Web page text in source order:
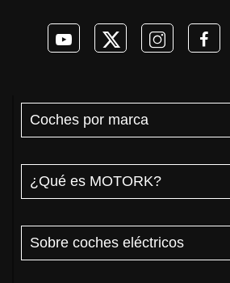
Coches por marca
¿Qué es MOTORK?
Sobre coches eléctricos